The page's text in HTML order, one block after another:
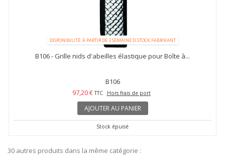
DISPONIBILITÉ: À PARTIR DE 3 SEMAINE SI STOCK FABRIKANT
B106 - Grille nids d'abeilles élastique pour Boîte à...
B106
97,20 € TTC Hors frais de port
AJOUTER AU PANIER
Stock épuisé
30 autres produits dans la même catégorie :